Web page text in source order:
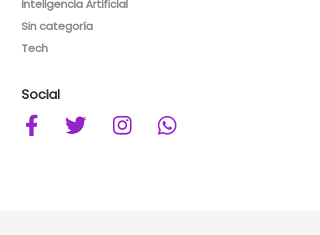
Inteligencia Artificial
Sin categoría
Tech
Social